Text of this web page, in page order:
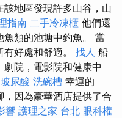
該地區發現許多山谷，山
指南 二手冷凍櫃 他們還
類的池塘中釣魚。 當
好處和舒適。 找人 船
院，電影院和健康中
玻尿酸 洗碗槽 幸運的
因為豪華酒店提供了合
響 護理之家 台北 眼科權